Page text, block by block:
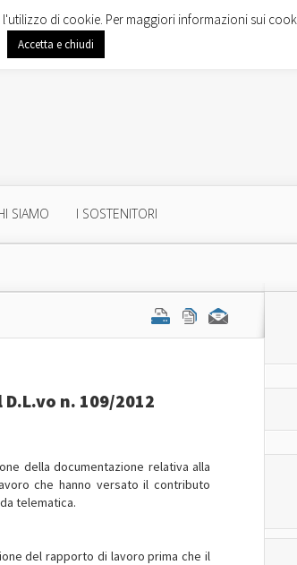
SIAMO I SOSTENITORI
n. 109/2012
della documentazione relativa alla
che hanno versato il contributo
telematica.
del rapporto di lavoro prima che il
di cookie. Per maggiori informazioni sui
Accetta e chiudi